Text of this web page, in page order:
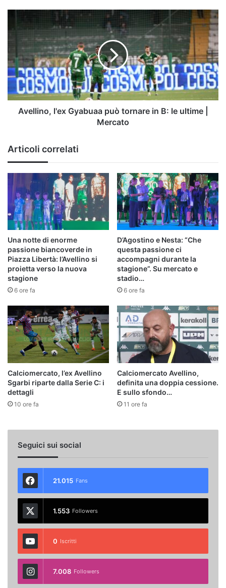
tornare
in
B:
le
ultime
Avellino, l'ex Gyabuaa può tornare in B: le ultime |
Mercato
Articoli correlati
Una notte di enorme
passione biancoverde in
Piazza Libertà: l’Avellino si
proietta verso la nuova
stagione
6 ore fa
D’Agostino e Nesta: “Che
questa passione ci
accompagni durante la
stagione”. Su mercato e
stadio…
6 ore fa
Calciomercato, l’ex Avellino
Sgarbi riparte dalla Serie C: i
dettagli
10 ore fa
Calciomercato Avellino,
definita una doppia cessione.
E sullo sfondo…
11 ore fa
Seguici sui social
21.015 Fans
1.553 Followers
0 Iscritti
7.008 Followers